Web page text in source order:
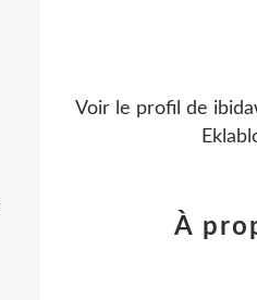
Voir le profil de
À